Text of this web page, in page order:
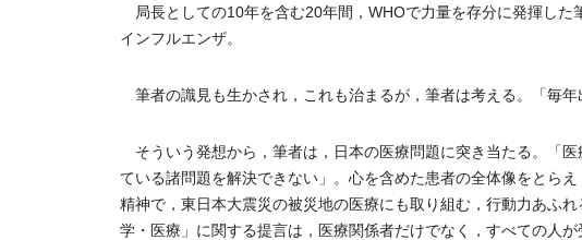
局長としての10年を含む20年間，WHOで力量を存分に発揮し
インフルエンザ。
筆者の識見も生かされ，これも治まるが，筆者は考える。「毎年
そういう発想から，筆者は，日本の医療問題に突き当たる。「
ている諸問題を解決できない」。心を含めた患者の全体像をとら
精神で，東日本大震災の被災地の医療にも取り組む，行動力あふ
学・医療」に関する提言は，医療関係者だけでなく，すべての人